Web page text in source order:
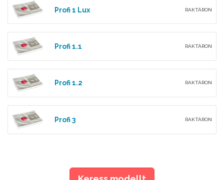
Profi 1 Lux RAKTÁRON
Profi 1.1 RAKTÁRON
Profi 1.2 RAKTÁRON
Profi 3 RAKTÁRON